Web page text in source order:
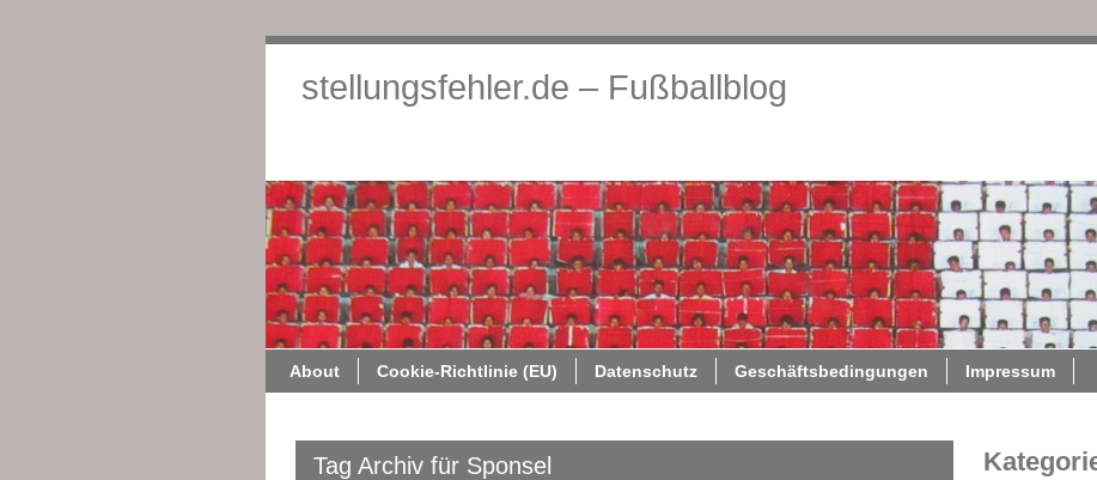
stellungsfehler.de – Fußballblog
About Cookie-Richtlinie (EU) Datenschutz Geschäftsbedingungen Impressum
Tag Archiv für Sponsel